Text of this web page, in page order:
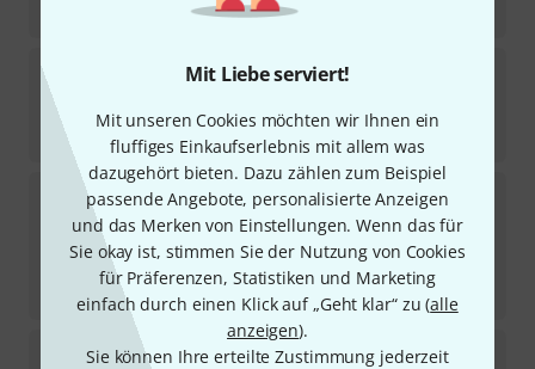
Mit Liebe serviert!
Mit unseren Cookies möchten wir Ihnen ein
fluffiges Einkaufserlebnis mit allem was
dazugehört bieten. Dazu zählen zum Beispiel
passende Angebote, personalisierte Anzeigen
und das Merken von Einstellungen. Wenn das für
Sie okay ist, stimmen Sie der Nutzung von Cookies
für Präferenzen, Statistiken und Marketing
einfach durch einen Klick auf „Geht klar“ zu (alle
anzeigen).
Sie können Ihre erteilte Zustimmung jederzeit
UVP:12 €
Gator Frameworks Tripod Multi Stand Sax/Flute
Sofort lieferbar
28€
Gator Frameworks GFW-GTR-Hanger Cherry
12
In 1–2 Wochen lieferbar
9,50 €
UVP: €
-21%
Gator Frameworks Elite Guitar Hanging S B-Stock